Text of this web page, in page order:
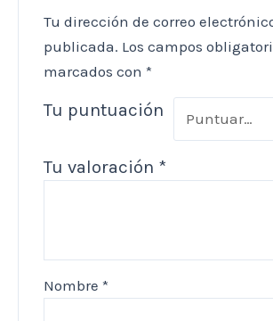
Tu dirección de correo
publicada. Los campos
marcados con*
Tu puntuación
Tu valoración *
Nombre*